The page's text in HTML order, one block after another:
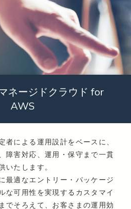
ネージドクラウド for
AWS
者による運用設計をベースに、
障害対応、運用・保守まで一貫
いたします。
最適なエントリー・パッケージ
な可用性を実現するカスタマイ
でそろえて、お客さまの運用効